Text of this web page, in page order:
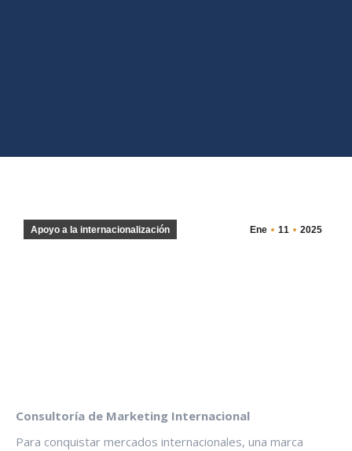
Ene 11 2025
Apoyo a la internacionalización
Consultoría de Marketing Internacional
Para conquistar mercados internacionales, una marca